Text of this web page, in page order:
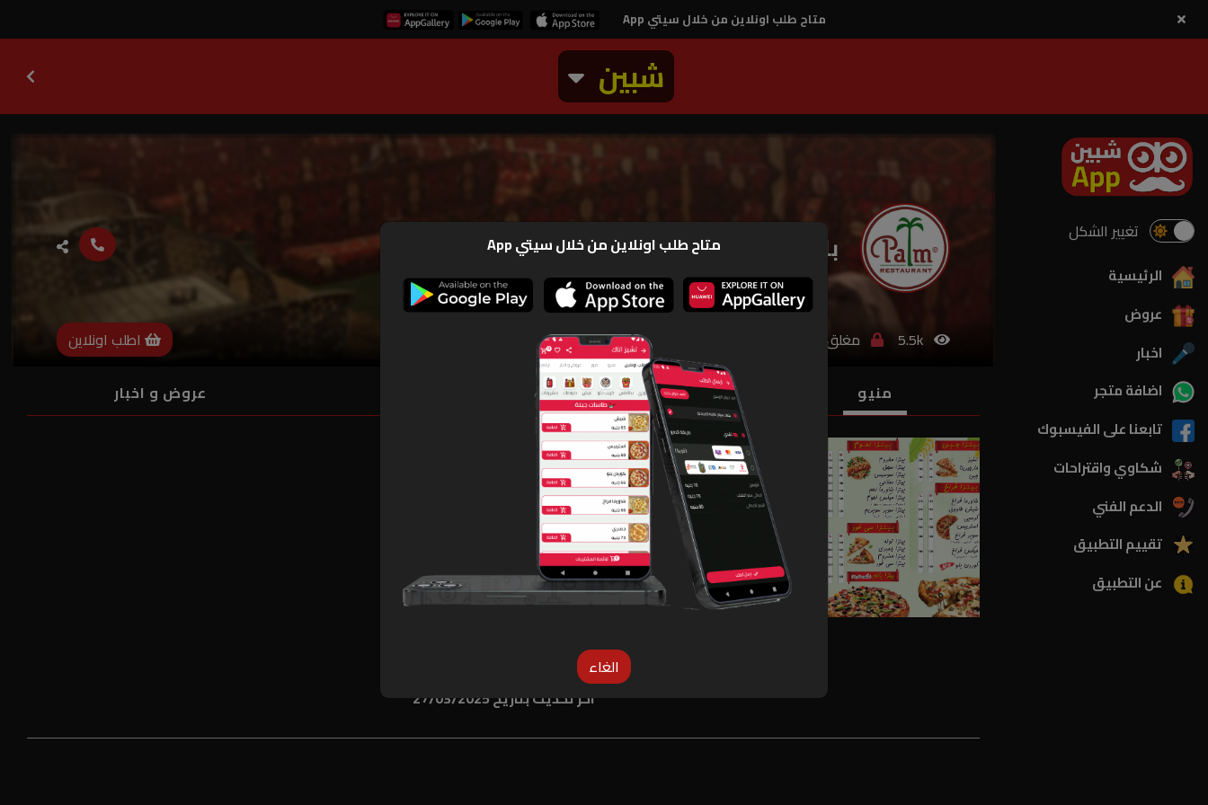
متاح طلب اونلاين من خلال سيتي App
شبين
تغيير الشكل
الرئيسية
عروض
اخبار
اضافة متجر
تابعنا على الفيسبوك
شكاوي واقتراحات
الدعم الفني
تقييم التطبيق
عن التطبيق
بالم كريب
5.5k مغلق
منيو
صور عروض و اخبار
لو المنيو غلط دوس هنا عشان نعرف
اخر تحديث بتاريخ 27/03/2025
متاح طلب اونلاين من خلال سيتي App
الغاء